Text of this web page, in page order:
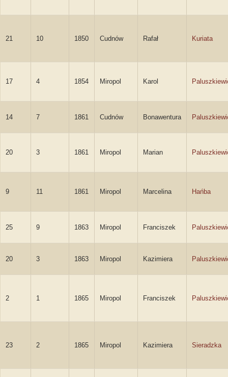
21 10 1850 Cudnów Rafał Kuriata
17 4 1854 Miropol Karol
14 7 1861 Cudnów Bonawentura
20 3 1861 Miropol Marian
9 11 1861 Miropol Marcelina Hańba
25 9 1863 Miropol Franciszek
20 3 1863 Miropol Kazimiera
2 1 1865 Miropol Franciszek
23 2 1865 Miropol Kazimiera Sieradzka